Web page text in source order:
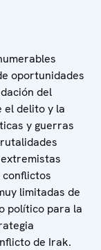
oportunidades
del
el delito y la
y guerras
limitadas de
político para la
de Irak.